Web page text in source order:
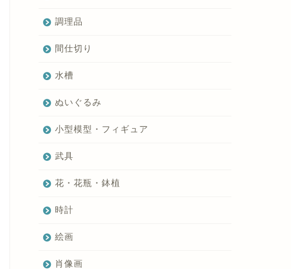
調理品
間仕切り
水槽
ぬいぐるみ
小型模型・フィギュア
武具
花・花瓶・鉢植
時計
絵画
肖像画